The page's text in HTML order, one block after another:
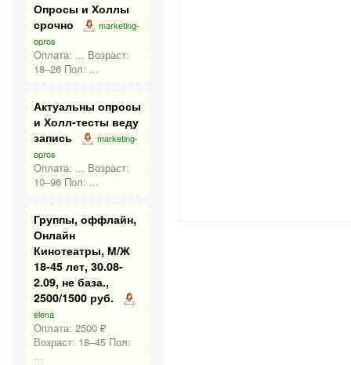
Опросы и Холлы
срочно
marketing-
opros
Оплата: ... Возраст:
18–26 Пол: ...
Актуальны опросы
и Холл-тесты веду
запись
marketing-
opros
Оплата: ... Возраст:
10–96 Пол: ...
Группы, оффлайн,
Онлайн
Кинотеатры, М/Ж
18-45 лет, 30.08-
2.09, не база.,
2500/1500 руб.
elena
Оплата: 2500 ₽
Возраст: 18–45 Пол:
...